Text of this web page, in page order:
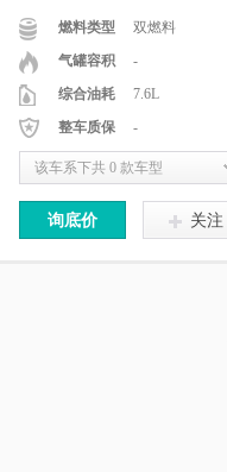
燃料类型
双燃料
气罐容积
-
综合油耗
7.6L
整车质保
-
该车系下共 0 款车型
询底价 关注